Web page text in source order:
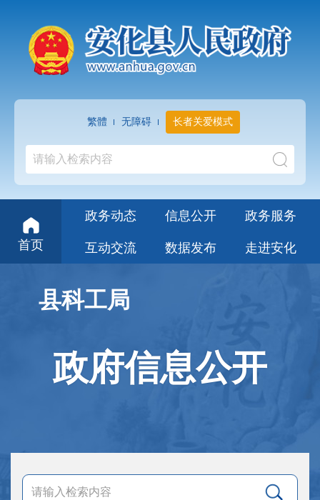
繁體 无障碍 长者关爱模式
首页
政务动态 信息公开 政务服务
互动交流 数据发布 走进安化
县科工局
政府信息公开